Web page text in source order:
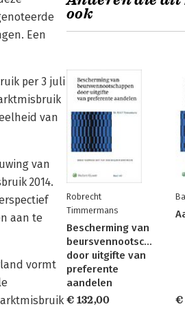
Een
per 3 juli
van
van
2014.
aan te
vormt
ook
Robrecht
Timmermans
Bescherming van
beursvennootschappen
door uitgifte van
preferente
aandelen
€ 132,00
€